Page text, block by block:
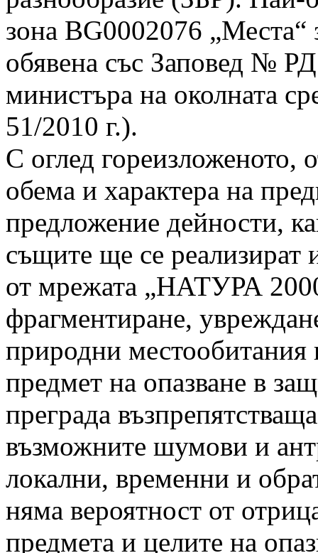
зона BG0002076 „Места“
обявена със Заповед №
министъра на околната
51/2010 г.).
С оглед гореизложеното,
обема и характера на
предложение дейности,
същите ще се реализират
от мрежата „НАТУРА
фрагментиране,
природни местообитания
предмет на опазване в
преграда
възможните шумови и
локални, временни и
няма вероятност от
предмета и целите на